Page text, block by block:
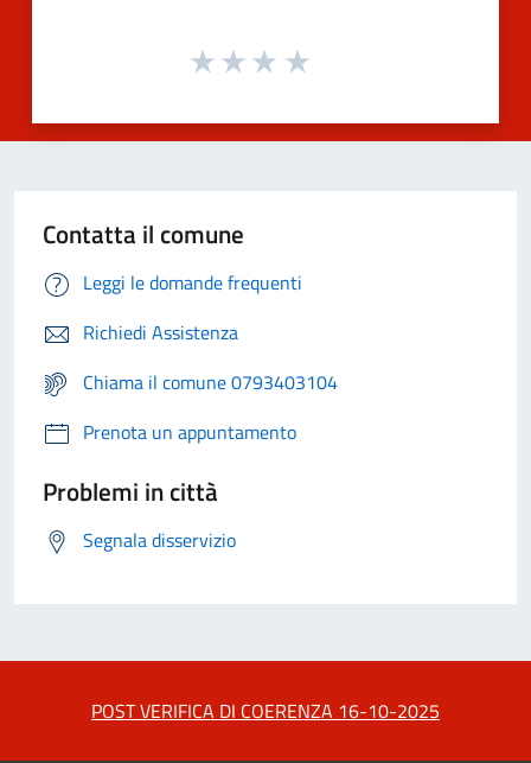
Contatta il comune
Leggi le domande frequenti
Richiedi Assistenza
Chiama il comune 0793403104
Prenota un appuntamento
Problemi in città
Segnala disservizio
POST VERIFICA DI COERENZA 16-10-2025